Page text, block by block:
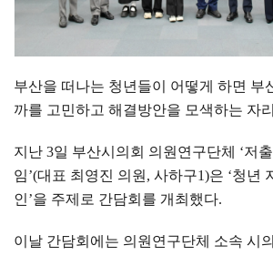
부산을 떠나는 청년들이 어떻게 하면 부
까를 고민하고 해결방안을 모색하는 자
지난 3일 부산시의회 의원연구단체 ‘저
임’(대표 최영진 의원 , 사하구1)은 ‘청년
인’을 주제로 간담회를 개최했다.
이날 간담회에는 의원연구단체 소속 시